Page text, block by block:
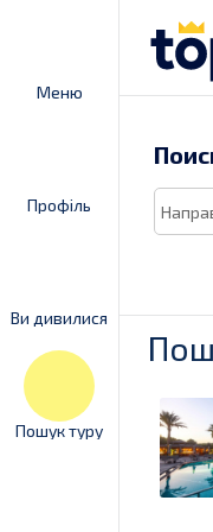
Меню
Профіль
Ви дивилися
Пошук туру